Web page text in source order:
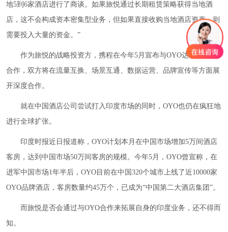
地5到6家酒店进行了商谈。如果旅悦通过长期租赁策略获得当地酒
店，这不会构成资本密集型业务，但如果直接收购当地酒店资产，则
需要投入大量的资金。”
作为旅悦的战略投资方，携程在今年5月宣布与OYO达成了战略
合作，双方将在流量互换、场景互通、数据运营、品牌宣传等方面展
开深度合作。
就在中国酒店公司尝试打入印度市场的同时，OYO也仍在疯狂地
进行全球扩张。
印度时报近日报道称，OYO计划本月在中国市场增加5万间酒店
客房，达到中国市场50万间客房的规模。今年5月，OYO曾宣称，在
进军中国市场1年半后，OYO目前在中国320个城市上线了近10000家
OYO品牌酒店，客房数量约45万个，已成为“中国第二大酒店集团”。
而旅悦是否会通过与OYO合作来拓展自身的印度业务，还不得而
知。